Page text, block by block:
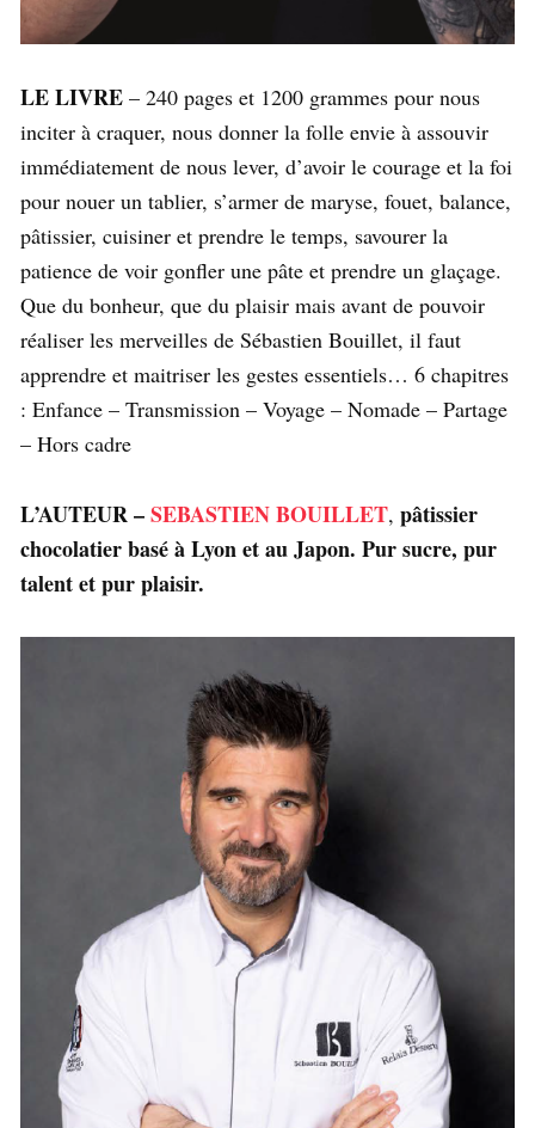
LE LIVRE – 240 pages et 1200 grammes pour nous
inciter à craquer, nous donner la folle envie à assouvir
immédiatement de nous lever, d’avoir le courage et la foi
pour nouer un tablier, s’armer de maryse, fouet, balance,
pâtissier, cuisiner et prendre le temps, savourer la
patience de voir gonfler une pâte et prendre un glaçage.
Que du bonheur, que du plaisir mais avant de pouvoir
réaliser les merveilles de Sébastien Bouillet, il faut
apprendre et maitriser les gestes essentiels… 6 chapitres
: Enfance – Transmission – Voyage – Nomade – Partage
– Hors cadre
L’AUTEUR –SEBASTIEN BOUILLET, pâtissier
chocolatier basé à Lyon et au Japon. Pur sucre, pur
talent et pur plaisir.